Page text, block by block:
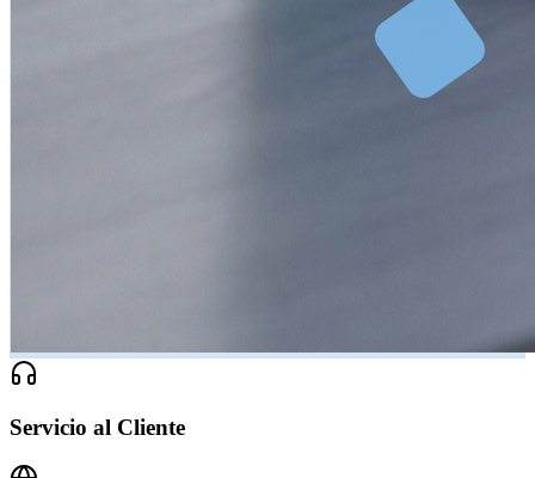
Servicio al Cliente